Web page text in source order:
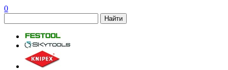
0
Найти